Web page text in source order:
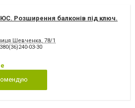
Розширення балконів під ключ.
Шевченка, 78/1
03-30